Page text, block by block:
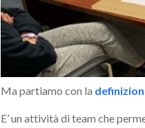
Ma partiamo con la
E’ un attività di team che